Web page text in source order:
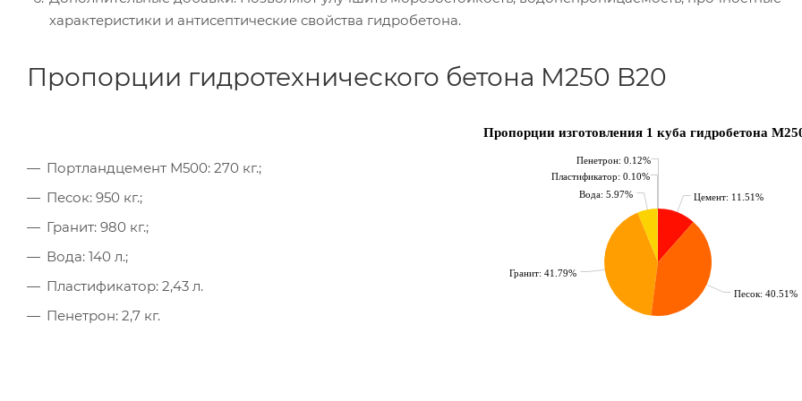
характеристики и антисептические свойства гидробетона.
Пропорции гидротехнического бетона М250 B20
Портландцемент М500: 270 кг.;
Песок: 950 кг.;
Гранит: 980 кг.;
Вода: 140 л.;
Пластификатор: 2,43 л.
Пенетрон: 2,7 кг.
Пенетрон: 0.12%
Пластификатор: 0.10%
Вода: 5.97%
Гранит: 41.79%
Цемент: 11.51%
Песок: 40.51%
Пропорции изготовления 1 куба гидробетона